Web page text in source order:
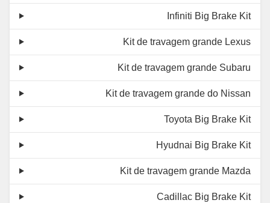
Infiniti Big Brake Kit
Kit de travagem grande Lexus
Kit de travagem grande Subaru
Kit de travagem grande do Nissan
Toyota Big Brake Kit
Hyudnai Big Brake Kit
Kit de travagem grande Mazda
Cadillac Big Brake Kit